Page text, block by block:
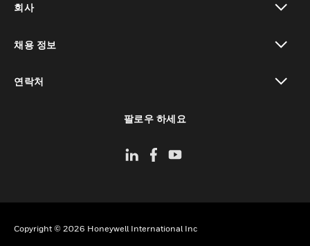
회사
채용 정보
연락처
팔로우 하세요
Copyright © 2026 Honeywell International Inc